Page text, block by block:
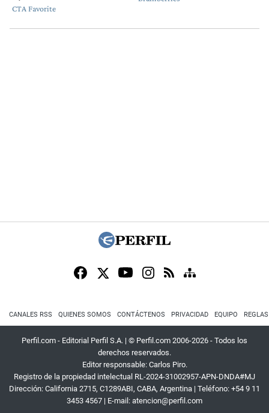
CANALES RSS QUIENES SOMOS CONTÁCTENOS PRIVACIDAD EQUIPO
Perfil.com - Editorial Perfil S.A. | © Perfil.com 2006-2026 - Todos los
derechos reservados.
Editor responsable: Carlos Piro.
Registro de la propiedad intelectual RL-2024-31002957-APN-DNDA#MJ
Dirección: California 2715, C1289ABI, CABA, Argentina | Teléfono: +54 9 11
3453 4567 | E-mail: atencion@perfil.com